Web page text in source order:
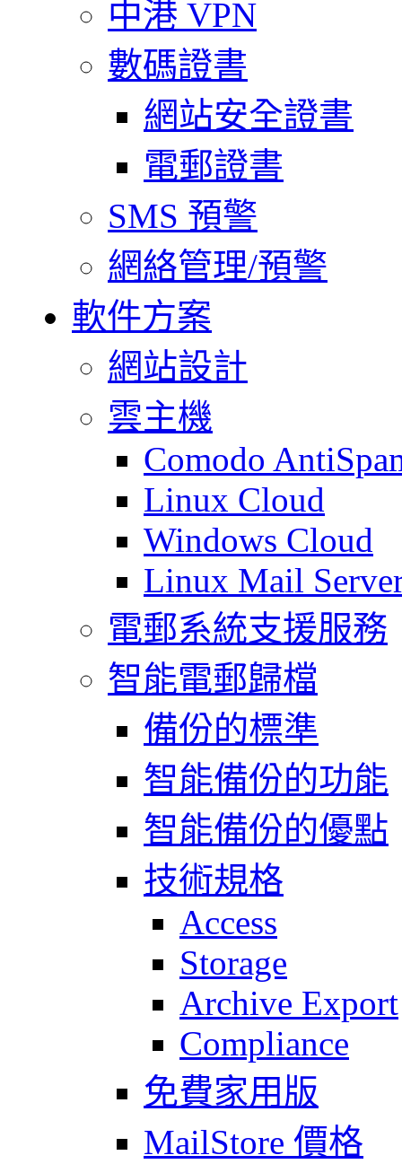
中港 VPN
數碼證書
網站安全證書
電郵證書
SMS 預警
網絡管理/預警
軟件方案
網站設計
雲主機
Comodo
Linux Cloud
Windows Cloud
Linux Mail
電郵系統支援服務
智能電郵歸檔
備份的標準
智能備份的功能
智能備份的優點
技術規格
Access
Storage
Archive Export
Compliance
免費家用版
MailStore 價格